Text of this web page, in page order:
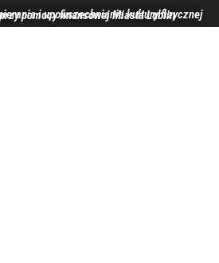
kultury fizycznej realizowane jest przy pomocy finansowej Miasta Lublin